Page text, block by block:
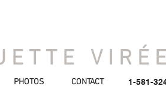
PHOTOS CONTACT 1-581-